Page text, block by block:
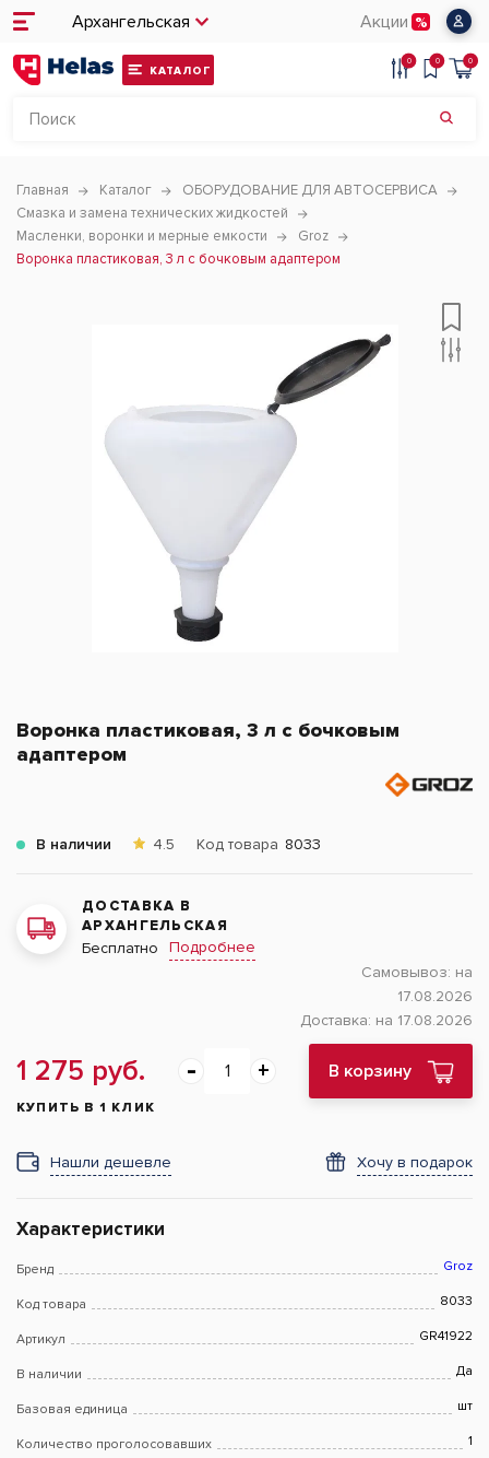
Архангельская Акции
КАТАЛОГ
0 0 0
Главная Каталог
ОБОРУДОВАНИЕ ДЛЯ АВТОСЕРВИСА
Смазка и замена технических жидкостей
Масленки, воронки и мерные емкости
Groz
Воронка пластиковая, 3 л с бочковым адаптером
Воронка пластиковая, 3 л с бочковым
адаптером
В наличии 4.5 Код товара 8033
ДОСТАВКА В
АРХАНГЕЛЬСКАЯ
Бесплатно
Подробнее
Самовывоз: на
17.08.2026
Доставка: на 17.08.2026
1 275 руб. В корзину
КУПИТЬ В 1 КЛИК
Нашли дешевле Хочу в подарок
Характеристики
Бренд Groz
Код товара 8033
Артикул GR41922
В наличии Да
Базовая единица шт
Количество проголосовавших 1